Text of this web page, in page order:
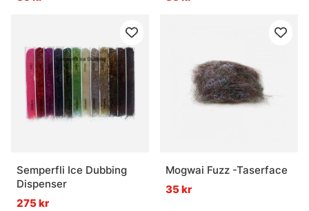
Semperfli Ice Dubbing
Dispenser
275 kr
Mogwai Fuzz -Taserface
35 kr